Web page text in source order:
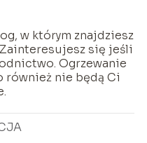
w którym znajdziesz
się jeśli
Ogrzewanie
nie będą Ci